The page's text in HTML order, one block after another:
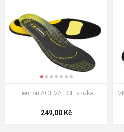
VM Footwear 3009 Vkládací stélka
124,00 Kč